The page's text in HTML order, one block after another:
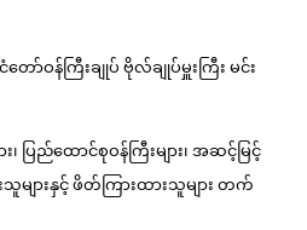
ော်ဝန်ကြီးချုပ် ဗိုလ်ချုပ်မှူးကြီး မင်း
ြည်ထောင်စုဝန်ကြီးများ၊ အဆင့်မြင့်
င်းသူများနှင့် ဖိတ်ကြားထားသူများ တက်